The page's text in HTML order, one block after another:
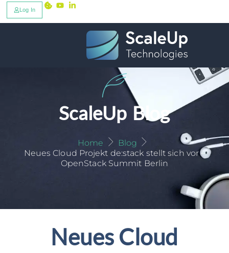
Log In
ScaleUp Blog
Home
Blog
Neues Cloud Projekt de:stack stellt sich vor –
OpenStack Summit Berlin
Neues Cloud